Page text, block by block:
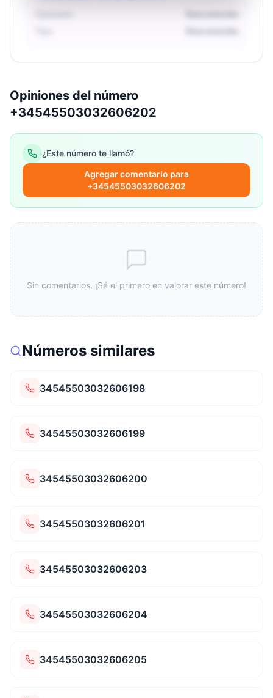
Opiniones del número
+34545503032606202
¿Este número te llamó?
Agregar comentario para
+34545503032606202
Sin comentarios. ¡Sé el primero en valorar este número!
Números similares
34545503032606198
34545503032606199
34545503032606200
34545503032606201
34545503032606203
34545503032606204
34545503032606205